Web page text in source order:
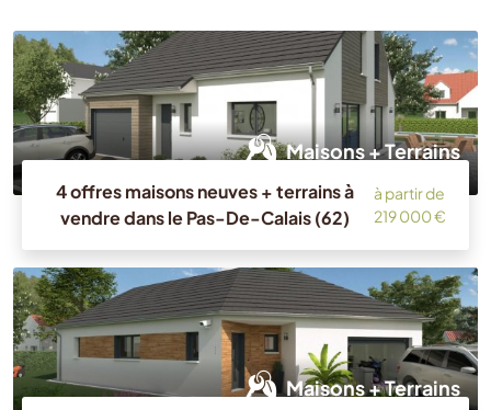
Maisons + Terrains
4 offres maisons neuves + terrains à
vendre dans le Pas-De-Calais (62)
à partir de
219 000 €
Maisons + Terrains